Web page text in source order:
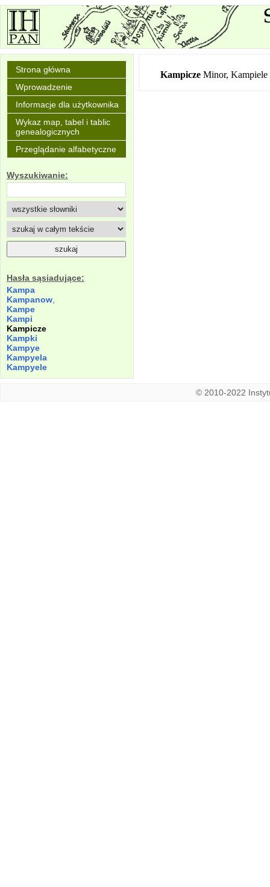
Strona główna
Wprowadzenie
Informacje dla użytkownika
Wykaz map, tabel i tablic
genealogicznych
Przeglądanie alfabetyczne
Wyszukiwanie:
Hasła sąsiadujące:
Kampa
Kampanow
Kampe
Kampi
Kampicze
Kampki
Kampye
Kampyela
Kampyele
Kampicze Minor,
© 2010-2022